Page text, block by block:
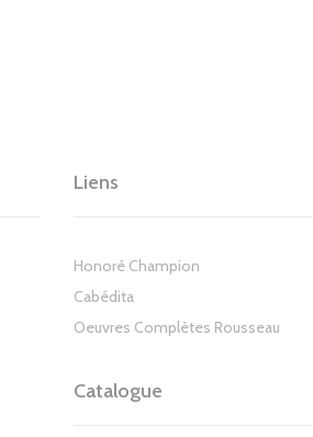
Liens
Honoré Champion
Cabédita
Oeuvres Complètes Rousseau
Catalogue